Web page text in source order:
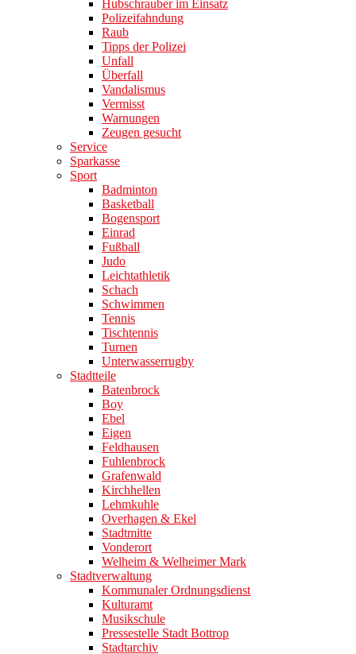
Hubschrauber im Einsatz
Polizeifahndung
Raub
Tipps der Polizei
Unfall
Überfall
Vandalismus
Vermisst
Warnungen
Zeugen gesucht
Service
Sparkasse
Sport
Badminton
Basketball
Bogensport
Einrad
Fußball
Judo
Leichtathletik
Schach
Schwimmen
Tennis
Tischtennis
Turnen
Unterwasserrugby
Stadtteile
Batenbrock
Boy
Ebel
Eigen
Feldhausen
Fuhlenbrock
Grafenwald
Kirchhellen
Lehmkuhle
Overhagen & Ekel
Stadtmitte
Vonderort
Welheim & Welheimer Mark
Stadtverwaltung
Kommunaler Ordnungsdienst
Kulturamt
Musikschule
Pressestelle Stadt Bottrop
Stadtarchiv